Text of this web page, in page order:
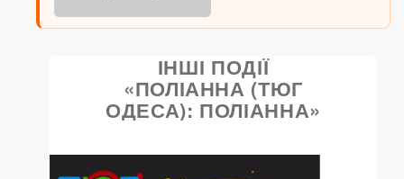
ІНШІ ПОДІЇ
«ПОЛІАННА (ТЮГ
ОДЕСА): ПОЛІАННА»